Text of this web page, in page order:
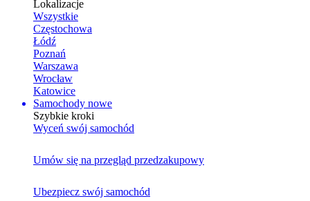
Lokalizacje
Wszystkie
Częstochowa
Łódź
Poznań
Warszawa
Wrocław
Katowice
Samochody nowe
Szybkie kroki
Wyceń swój samochód
Umów się na przegląd przedzakupowy
Ubezpiecz swój samochód